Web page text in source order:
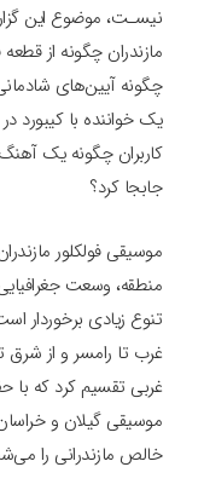
نیسـت، موضوع این
مازندران چگونه از
چگونه آیین‌های
یک خواننده با کیبورد
کاربران چگونه یک
جابجا کرد؟
موسیقی فولکلور
منطقه، وسعت
تنوع زیادی برخوردار
غرب تا رامسر و از
غربی تقسیم کرد که با
موسیقی گیلان و
خالص مازندرانی را